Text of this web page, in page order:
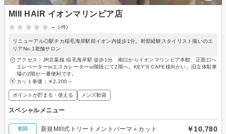
MIII HAIR イオンマリンピア店
-
(-件)
リニューアル◎駅チカ稲毛海岸駅前イオン内徒歩1分。幹部経験スタイリスト揃いのエ
リアNo.1老舗サロン
アクセス：JR京葉線 稲毛海岸駅 徒歩1分 南口からイオンマリンピア本館、正面口へ
エレベーターorエスカレーターor階段にて2階へ。KEY'S CAFE様向かい。旧立体駐車
場の2階が一番便利です。
カット単価： ￥2,200～
ポイントが貯まる・使える メンズ歓迎
スペシャルメニュー
初回 新規MIII式トリートメントパーマ＋カット ￥10,780